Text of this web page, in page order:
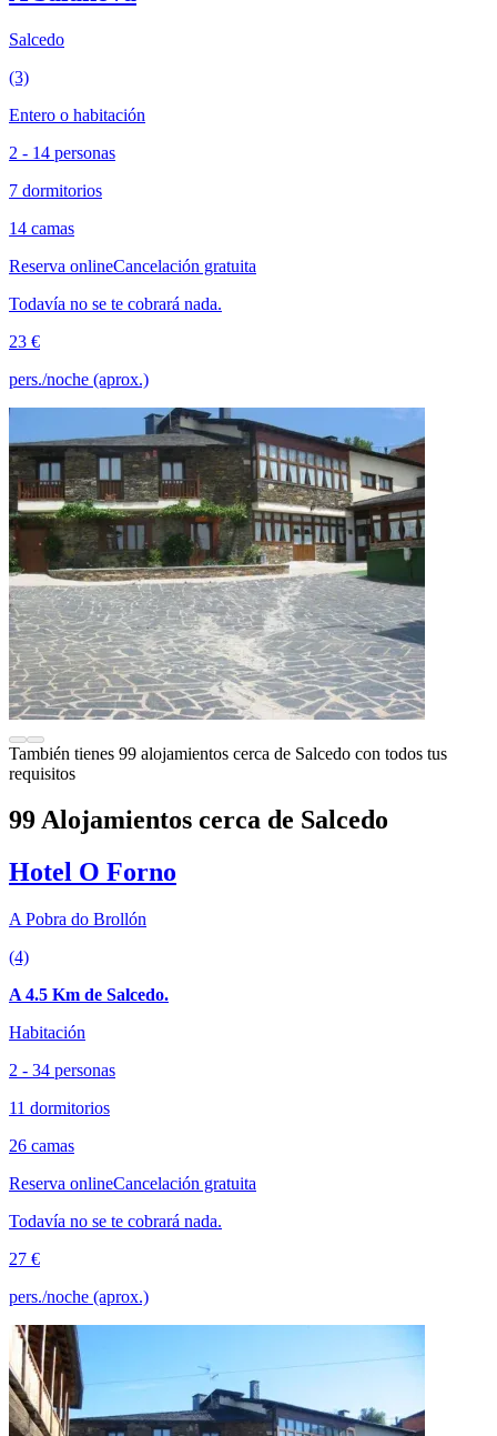
Salcedo
(3)
Entero o habitación
2 - 14 personas
7 dormitorios
14 camas
Reserva onlineCancelación gratuita
Todavía no se te cobrará nada.
23 €
pers./noche (aprox.)
También tienes 99 alojamientos cerca de Salcedo con todos tus
requisitos
99 Alojamientos cerca de Salcedo
Hotel O Forno
A Pobra do Brollón
(4)
A 4.5 Km de Salcedo.
Habitación
2 - 34 personas
11 dormitorios
26 camas
Reserva onlineCancelación gratuita
Todavía no se te cobrará nada.
27 €
pers./noche (aprox.)